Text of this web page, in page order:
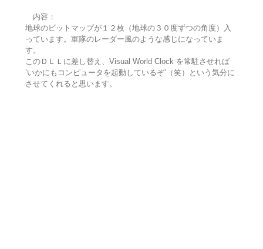
内容：
地球のビットマップが１２枚（地球の３０度ずつの角度）入
っています。軍隊のレーダー風のような感じになっていま
す。
このＤＬＬに差し替え、Visual World Clock を常駐させれば
’いかにもコンピュータを起動しているぞ’（笑）という気分に
させてくれると思います。